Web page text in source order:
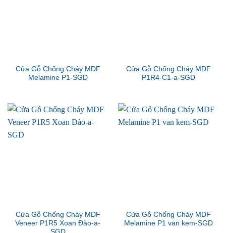
Cửa Gỗ Chống Cháy MDF
Melamine P1-SGD
Cửa Gỗ Chống Cháy MDF
P1R4-C1-a-SGD
Cửa Gỗ Chống Cháy MDF
Veneer P1R5 Xoan Đào-a-
Cửa Gỗ Chống Cháy MDF
Melamine P1 van kem-SGD